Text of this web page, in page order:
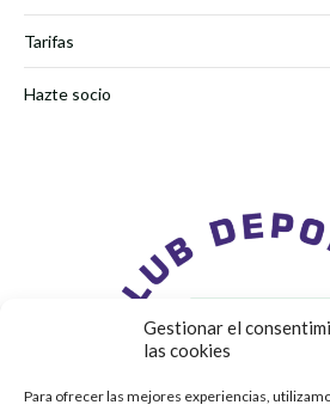
Gestionar el
las cookies
Para ofrecer las mejores experiencias,
Tarifas
Hazte socio